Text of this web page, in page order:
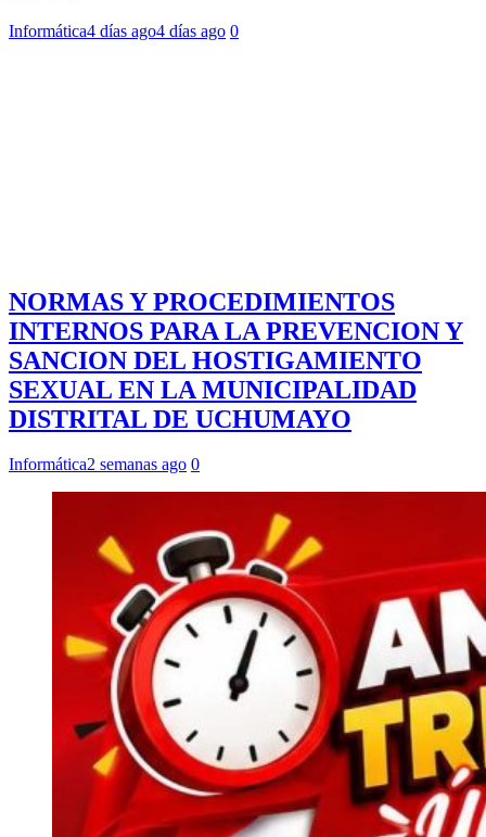
Informática4 días ago4 días ago 0
NORMAS Y PROCEDIMIENTOS
INTERNOS PARA LA PREVENCION Y
SANCION DEL HOSTIGAMIENTO
SEXUAL EN LA MUNICIPALIDAD
DISTRITAL DE UCHUMAYO
Informática2 semanas ago 0